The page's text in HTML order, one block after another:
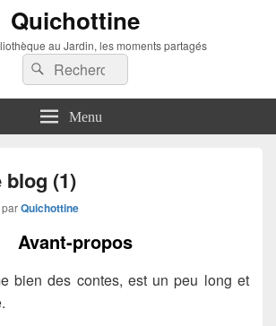
Quichottine
au Jardin, les moments partagés
Recherche :
Rechercher
Menu
(1)
parQuichottine
Avant-propos
bien des contes, est un peu long et